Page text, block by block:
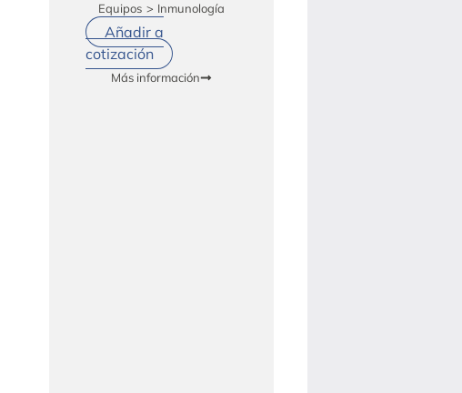
Equipos > Inmunología
Añadir a
cotización
Más información